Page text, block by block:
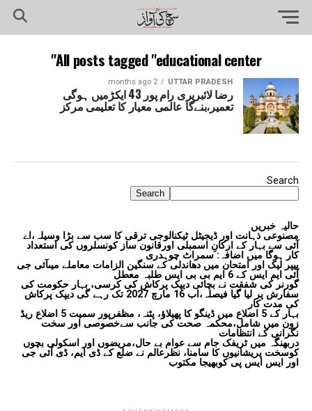
All posts tagged "educational center"
UTTAR PRADESH
2 months ago
رضا لائبریری رام پور 43 ایکڑمیں ہوگی
تعمیر،بنےگا عالمی معیار کا تعلیمی مرکز
Search
Search
حالیہ خبریں
مصنوعی ذہانت اور ڈیجیٹل ٹیکنالوجی ترقی کا سب سے بڑا وسیلہ،اے
آئی سے بہار کے ارکانِ اسمبلی اورقانون ساز کونسلروں کی استعداد
کار ہوگا میں اضافہ: سمراٹ چوہدری
پیپر لیک اور امتحان میں دھاندلی کے سنگین الزامات معاملے میںآئی جی
آئی ایم ایس کے 6 ایم بی بی ایس طلبہ معطل
گورنر کی شفقت نے بچائی دیپک پرکاش کی کرسی، بہار حکومت کی
سفارش پر لیا گیا فیصلہ،اب 16 مارچ 2027 تک رہے گی دیپک پرکاش
کی مدت کار
بہار کے 5 اضلاع میں ڈینگو کا پھیلاؤ، پٹنہ، مظفرپور سمیت 5 اضلاع ریڈ
زون میں شامل،محکمہ صحت کی جانب سےخصوصی اور سخت
نگرانی کے انتظامات
دربھنگہ میں ٹریفک جام سے عوام بے حال،مریضوں اور اسکولی بچوں
کوسخت پریشانیوں کا سامنا، نظرعالم نے ضلع کے ڈی ایم، ڈی آئی جی
اور ایس ایس پی کوبھیجا مکتوب